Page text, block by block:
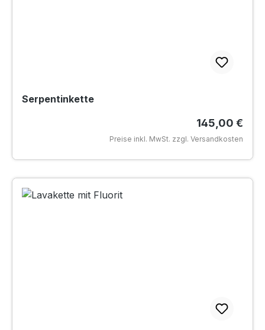
Serpentinkette
Regulärer
145,00 €
Preise inkl. MwSt. zzgl. Versandkosten